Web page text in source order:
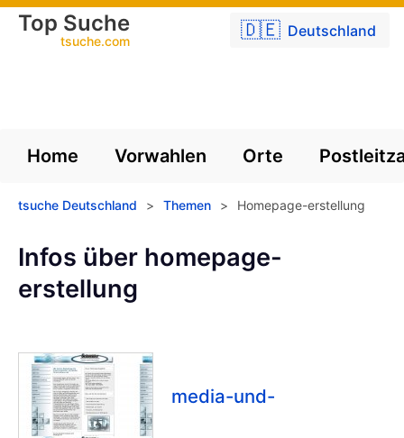
🇩🇪 Deutschland
Top Suche
tsuche.com
Home Vorwahlen Orte
tsuche Deutschland > Themen > Homepage-erstellung
Infos über homepage-
erstellung
media-und-